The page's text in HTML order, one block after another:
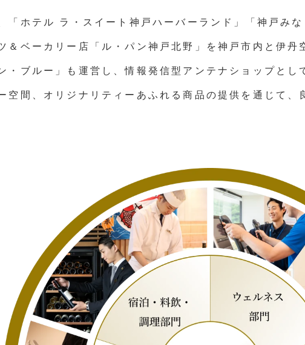
「ホテル ラ・スイート神戸ハーバーランド」「神戸み
＆ベーカリー店「ル・パン神戸北野」を神戸市内と伊丹
・ブルー」も運営し、情報発信型アンテナショップと
空間、オリジナリティーあふれる商品の提供を通じて、